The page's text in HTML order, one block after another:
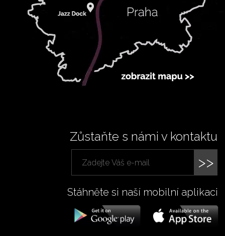
Zůstaňte s námi v kontaktu
>>
Stáhněte si naší mobilní aplikaci